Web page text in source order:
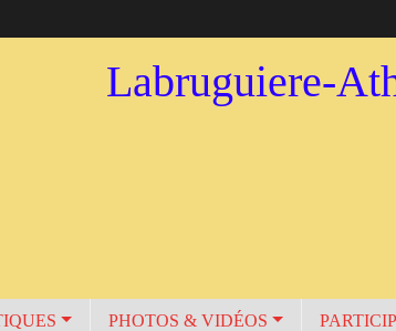
Labruguiere-
PHOTOS & VIDÉOS